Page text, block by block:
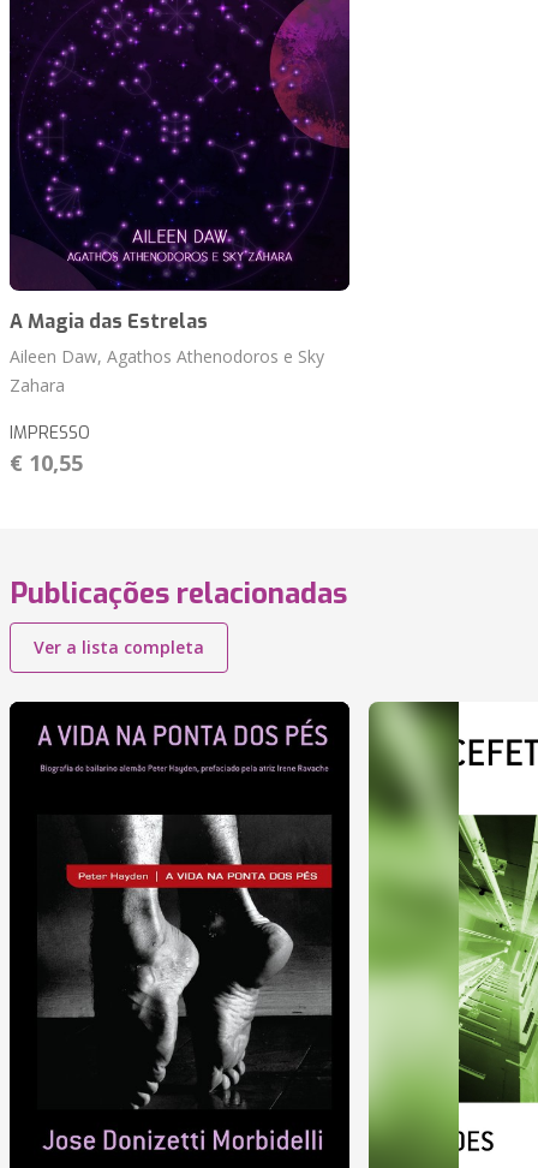
A Magia das Estrelas
Aileen Daw, Agathos Athenodoros e Sky
Zahara
IMPRESSO
€ 10,55
Publicações relacionadas
Ver a lista completa